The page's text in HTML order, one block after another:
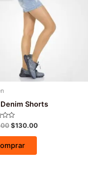
Shorts
$130.00